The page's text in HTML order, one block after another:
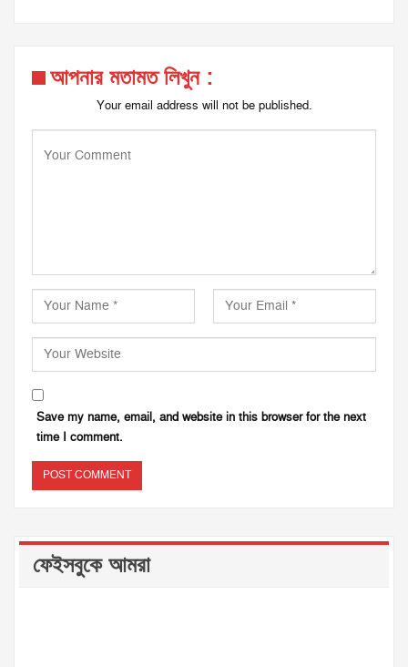
আপনার মতামত লিখুন :
Your email address will not be published.
Save my name, email, and website in this browser for the next
time I comment.
ফেইসবুকে আমরা